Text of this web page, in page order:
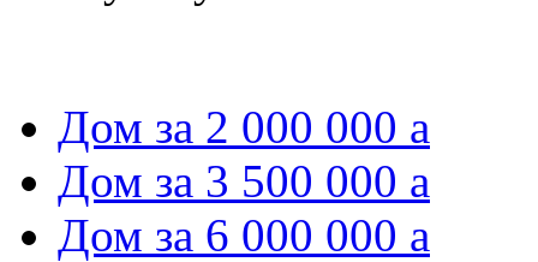
Дом за 2 000 000 a
Дом за 3 500 000 a
Дом за 6 000 000 a